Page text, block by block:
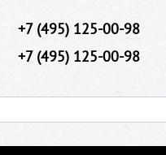
+7 (495) 125-00-98
+7 (495) 125-00-98